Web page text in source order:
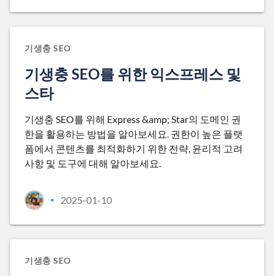
기생충 SEO
기생충 SEO를 위한 익스프레스 및
스타
기생충 SEO를 위해 Express &amp; Star의 도메인 권
한을 활용하는 방법을 알아보세요. 권한이 높은 플랫
폼에서 콘텐츠를 최적화하기 위한 전략, 윤리적 고려
사항 및 도구에 대해 알아보세요.
• 2025-01-10
기생충 SEO